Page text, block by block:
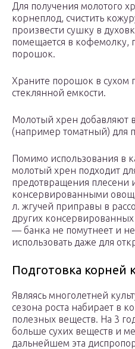
Для получения молотого
корнеплод, счистить
произвести сушку в
помещается в кофемолку,
порошок.
Храните порошок в сухом
стеклянной емкости.
Молотый хрен добавляют
(например томатный) для
Помимо использования в
молотый хрен подходит
предотвращения плесени
консервированными
л. жгучей приправы в
других
— банка не помутнеет и
использовать даже для
Подготовка корней
Являясь многолетней
сезона роста набирает в
полезных веществ. На 3
больше сухих веществ и
дальнейшем эта